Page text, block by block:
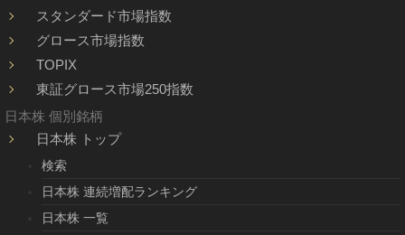
スタンダード市場指数
グロース市場指数
TOPIX
東証グロース市場250指数
日本株 個別銘柄
日本株 トップ
検索
日本株 連続増配ランキング
日本株 一覧